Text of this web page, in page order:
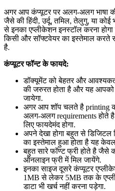
अगर आप कंप्यूटर पर अलग-अलग भाषा
जैसे की हिंदी, उर्दू, तमिल, तेलुगु, या
से इनका एप्लीकेशन इनस्टॉल करना
किसी और सॉफ्टवेयर का इस्तेमाल
है.
कंप्यूटर फॉन्ट के फायदे:
डॉक्यूमेंट को बेहतर और
की जरुरत होता है और यह
जायेगा.
अगर आप शॉप चलते है printing
अलग-अलग requirements होते
लिए फायदेमंद होगा.
अपने देखा होगा बहुत से
का इस्तेमाल हुआ होता है यह
बहुत सारे फॉण्ट फ्री होते है जैसे
ऑनलाइन फ्री में मिल जायेंगे.
इनका साइज दूसरे कंप्यूटर
1MB से लेकर 5MB तक के
डाटा भी खर्च नहीं करना पड़ेगा.